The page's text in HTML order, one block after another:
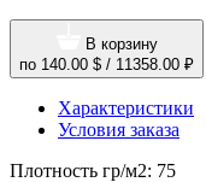
В корзину
по 140.00 $ / 11358.00 ₽
Характеристики
Условия заказа
Плотность гр/м2: 75